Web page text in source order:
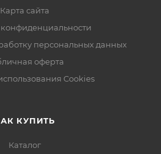
Карта сайта
персональных данных
оферта
Cookies
КУПИТЬ
Каталог